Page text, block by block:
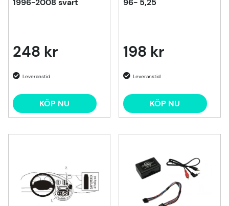
1996-2008 svart
248 kr
KÖP NU
96- 5,25
198 kr
KÖP NU